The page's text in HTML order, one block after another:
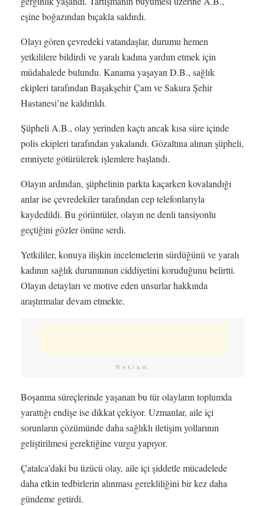
eşine boğazından bıçakla saldırdı.
Olayı gören çevredeki vatandaşlar, durumu hemen
yetkililere bildirdi ve yaralı kadına yardım etmek için
müdahalede bulundu. Kanama yaşayan D.B., sağlık
ekipleri tarafından Başakşehir Çam ve Sakura Şehir
Hastanesi’ne kaldırıldı.
Şüpheli A.B., olay yerinden kaçtı ancak kısa süre içinde
polis ekipleri tarafından yakalandı. Gözaltına alınan şüpheli,
emniyete götürülerek işlemlere başlandı.
Olayın ardından, şüphelinin parkta kaçarken kovalandığı
anlar ise çevredekiler tarafından cep telefonlarıyla
kaydedildi. Bu görüntüler, olayın ne denli tansiyonlu
geçtiğini gözler önüne serdi.
Yetkililer, konuya ilişkin incelemelerin sürdüğünü ve yaralı
kadının sağlık durumunun ciddiyetini koruduğunu belirtti.
Olayın detayları ve motive eden unsurlar hakkında
araştırmalar devam etmekte.
Reklam
Boşanma süreçlerinde yaşanan bu tür olayların toplumda
yarattığı endişe ise dikkat çekiyor. Uzmanlar, aile içi
sorunların çözümünde daha sağlıklı iletişim yollarının
geliştirilmesi gerektiğine vurgu yapıyor.
Çatalca’daki bu üzücü olay, aile içi şiddetle mücadelede
daha etkin tedbirlerin alınması gerekliliğini bir kez daha
gündeme getirdi.